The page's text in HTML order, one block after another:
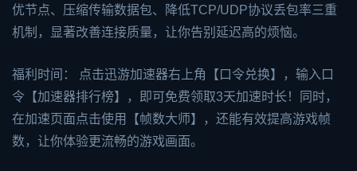
优节点、压缩传输数据包、降低TCP/UDP协议丢包率三重
机制，显著改善连接质量，让你告别延迟高的烦恼。
福利时间： 点击迅游加速器右上角【口令兑换】，输入口
令【加速器排行榜】，即可免费领取3天加速时长！同时，
在加速页面点击使用【帧数大师】，还能有效提高游戏帧
数，让你体验更流畅的游戏画面。